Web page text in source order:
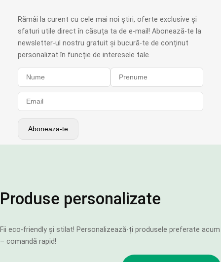
Rămâi la curent cu cele mai noi știri, oferte exclusive și
sfaturi utile direct în căsuța ta de e-mail! Abonează-te la
newsletter-ul nostru gratuit și bucură-te de conținut
personalizat în funcție de interesele tale.
Produse personalizate
Fii eco-friendly și stilat! Personalizează-ți produsele preferate acum
– comandă rapid!